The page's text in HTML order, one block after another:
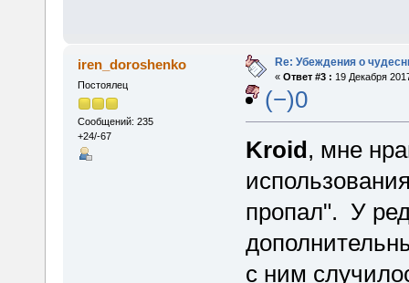
iren_doroshenko
Постоялец
Сообщений: 235
+24/-67
Re: Убеждения о
« Ответ #3 : 19 Декабря
(−)0
Kroid, мне
пропал". У
с ним